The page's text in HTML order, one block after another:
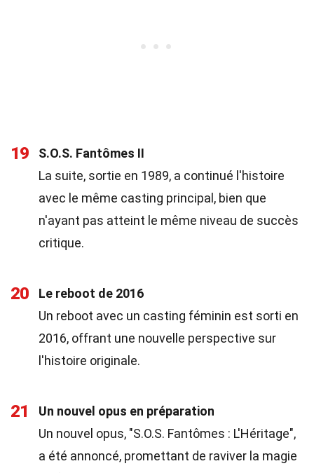
19
S.O.S. Fantômes II
La suite, sortie en 1989, a continué l'histoire
avec le même casting principal, bien que
n'ayant pas atteint le même niveau de succès
critique.
20
Le reboot de 2016
Un reboot avec un casting féminin est sorti en
2016, offrant une nouvelle perspective sur
l'histoire originale.
21
Un nouvel opus en préparation
Un nouvel opus, "S.O.S. Fantômes : L'Héritage",
a été annoncé, promettant de raviver la magie